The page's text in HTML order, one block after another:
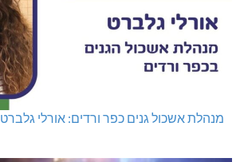
מנהלת אשכול גנים כפר ורדים: אורלי גלברט